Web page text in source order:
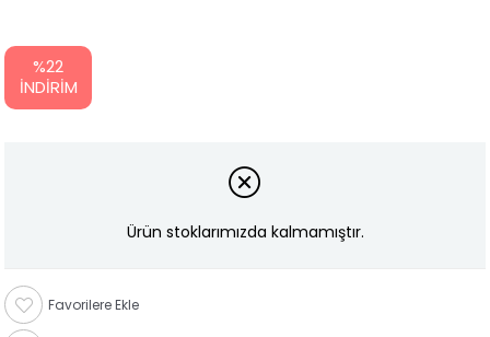
%22
İNDIRIM
Ürün stoklarımızda kalmamıştır.
Favorilere Ekle